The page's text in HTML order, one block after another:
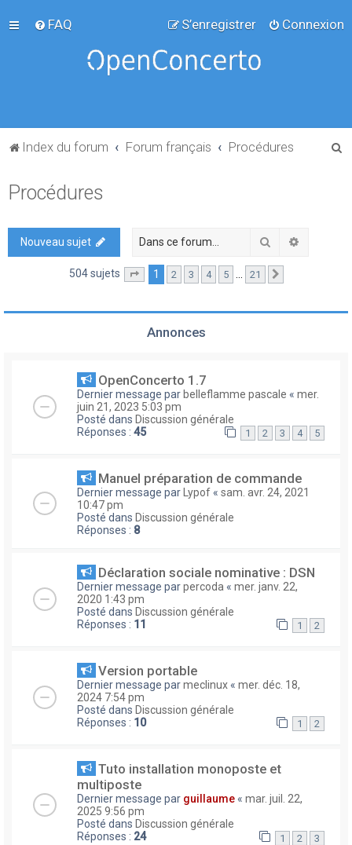
FAQ Connexion
S’enregistrer
Index du forum Forum français Procédures
Procédures
Nouveau sujet Rechercher
504 sujets Page sur21
1 2 3 4 5 … 21
Annonces
OpenConcerto 1.7
Dernier message par belleflamme pascale « mer.
juin 21, 2023 5:03 pm
Posté dans Discussion générale
Réponses : 45 1 2 3 4 5
Manuel préparation de commande
Dernier message par Lypof « sam. avr. 24, 2021
10:47 pm
Posté dans Discussion générale
Réponses : 8
Déclaration sociale nominative : DSN
Dernier message parpercoda « mer. janv. 22,
2020 1:43 pm
Posté dans Discussion générale
Réponses : 11 1 2
Version portable
Dernier message parmeclinux « mer. déc. 18,
2024 7:54 pm
Posté dans Discussion générale
Réponses : 10 1 2
Tuto installation monoposte et
multiposte
Dernier message par guillaume « mar. juil. 22,
2025 9:56 pm
Posté dans Discussion générale
Réponses : 24 1 2 3